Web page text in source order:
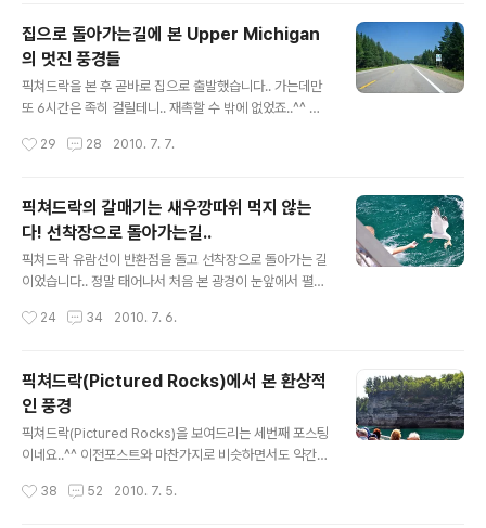
게 올라가봤습니다..^^ 아! 제목에는 윌리스타워라고 해두
고, 본문에 시어스타워라고 한 이유는.. 우리가 잘 알고있는
시카고 시어스타워가.. 2009년 7월부터 윌리스타워로 불
리기 시작했습니다.. 소유주가 윌리스로 넘어갔나보죠..ㅋ
ㅋ 뭐 자세한건 잘 모르겠네요..^^: 암튼 올라와서 본 시카
이네요..^^ 직선으로 쭉쭉 뻣은게 심시티 잘 했네요..ㅋㅋ
집으로 돌아가는길에 본 Upper Michigan
의 멋진 풍경들
픽쳐드락을 본 후 곧바로 집으로 출발했습니다.. 가는데만
또 6시간은 족히 걸릴테니.. 재촉할 수 밖에 없었죠..^^ 그
었습니다.. 날이 좋아 셔터스피드도 확보되니 풍경을 찍기
버렸다고 해야할거 같네요..ㅋㅋ 기나긴 숲길을 지나.. 호수
가의 작은 집도 보이고.. 호수가 있으니 차를 세워두고 물놀
이 하러 갔군요..^^ 그리고 어느새 매키낵 브릿지까지 왔습
니다... 근처 맥도널드에서 빅맥을 사들고 먹고 가기로 했어
요.. 옆에 보이는 건물을 매키낵 브릿지 역사관 같은 곳이었
릿지를 구경하려면 Upper Michigan 쪽에서 하는게 더
29 28 2010. 7. 7.
픽쳐드락의 갈매기는 새우깡따위 먹지 않는
다! 선착장으로 돌아가는길..
픽쳐드락 유람선이 반환점을 돌고 선착장으로 돌아가는 길
이었습니다.. 정말 태어나서 처음 본 광경이 눈앞에서 펼쳐
갈매기는 스케일이 다르다?ㅋㅋ 암튼 보시죠..ㅋㅋ 선착장
지나고 있었습니다.. 사실 이때는 아무것도 몰랐어요.. 그냥
오른쪽에 있는 보트와 절벽의 크기 비교를 위해 촬영을 하
고 있었는데.. 어라? 안보이던 갈매기들이 갑자기 보이기
시작하네요.. 물고기를 잡아먹나? 라고 하기엔 그동안 유람
선을 타며 봤던 갈매기의 특성상 그럴리는 없고.. 승객중 누
식빵봉지를 들고 갈매기에게 주고 있었습니다..;; 갈매기가
24 34 2010. 7. 6.
픽쳐드락(Pictured Rocks)에서 본 환상적
인 풍경
픽쳐드락(Pictured Rocks)을 보여드리는 세번째 포스팅
이네요..^^ 이전포스트와 마찬가지로 비슷하면서도 약간은
포인트 중 하나에요.. The Vase라고 하는데.. 정면에서 보
38 52 2010. 7. 5.